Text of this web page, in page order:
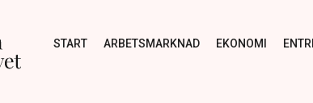
START ARBETSMARKNAD EKONOMI